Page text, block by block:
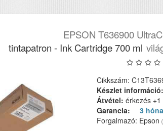
EPSON T636900
tintapatron - Ink Cartridge 700 ml
Cikkszám:
Készlet információ:
Átvétel: érkezés
Garancia:
3
Forgalmazó: Epson